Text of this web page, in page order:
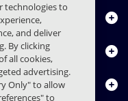
technologies to
and deliver
By clicking
all cookies,
advertising.
Only" to allow
to